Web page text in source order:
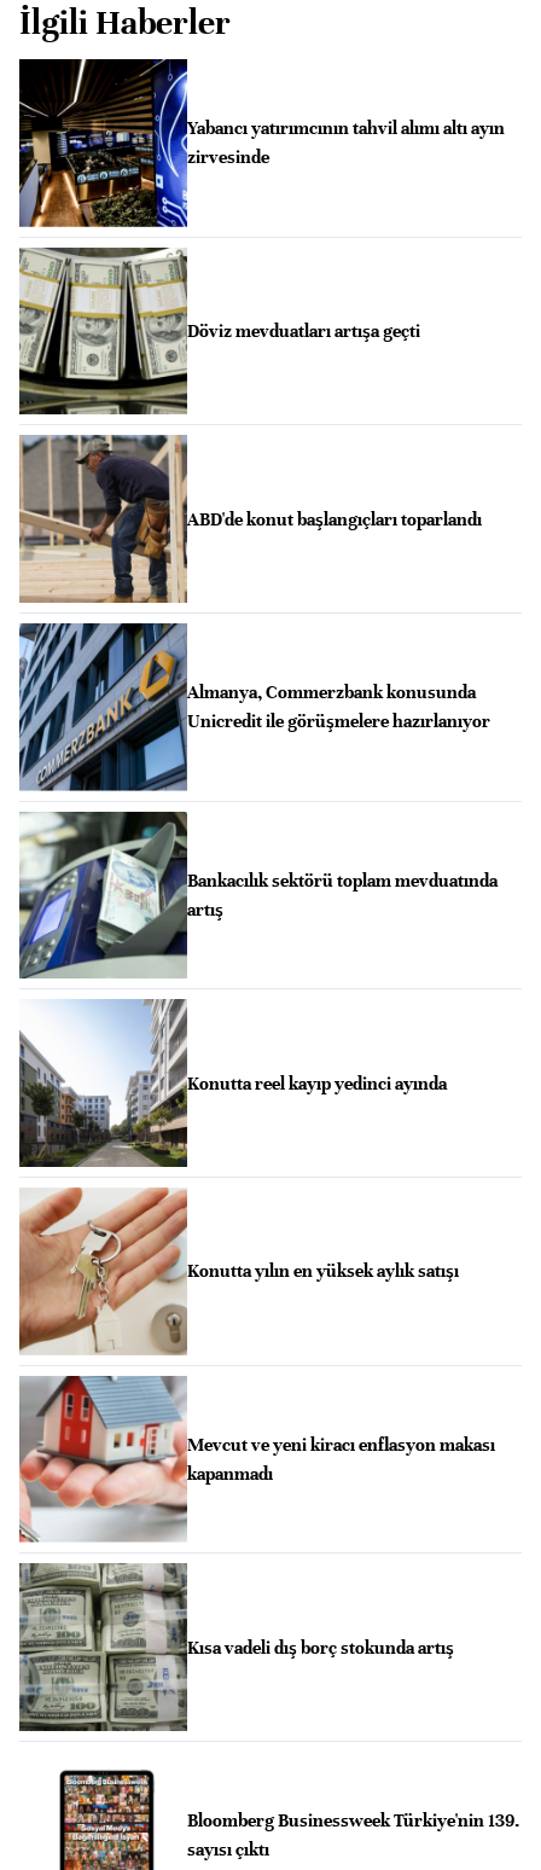
İlgili Haberler
Yabancı yatırımcının tahvil alımı altı ayın
zirvesinde
Döviz mevduatları artışa geçti
ABD'de konut başlangıçları toparlandı
Almanya, Commerzbank konusunda
Unicredit ile görüşmelere hazırlanıyor
Bankacılık sektörü toplam mevduatında
artış
Konutta reel kayıp yedinci ayında
Konutta yılın en yüksek aylık satışı
Mevcut ve yeni kiracı enflasyon makası
kapanmadı
Kısa vadeli dış borç stokunda artış
Bloomberg Businessweek Türkiye'nin 139.
sayısı çıktı